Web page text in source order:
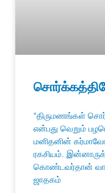
“திருமணங்கள்
என்பது வெறும்
மனிதனின்
ரகசியம்.
கொண்டவர்தான்
ஜாதகம்